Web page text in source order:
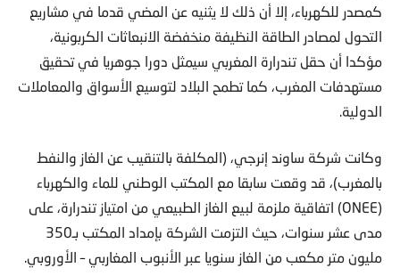
كمصدر للكهرباء، إلا أن ذلك لا يثنيه عن المضي قدما في مشاريع
التحول لمصادر الطاقة النظيفة منخفضة الانبعاثات الكربونية،
مؤكدا أن حقل تندرارة المغربي سيمثل دورا جوهريا في تحقيق
مستهدفات المغرب، كما تطمح البلاد لتوسيع الأسواق والمعاملات
الدولية.
وكانت شركة ساوند إنرجي، (المكلفة بالتنقيب عن الغاز والنفط
بالمغرب)، قد وقعت سابقا مع المكتب الوطني للماء والكهرباء
(ONEE) اتفاقية ملزمة لبيع الغاز الطبيعي من امتياز تندرارة، على
مدى عشر سنوات، حيث التزمت الشركة بإمداد المكتب بـ350
مليون متر مكعب من الغاز سنويا عبر الأنبوب المغاربي – الأوروبي.